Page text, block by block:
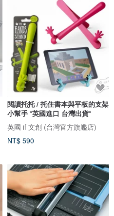
閱讀托托 / 托住書本與平板的支架
小幫手 *英國進口 台灣出貨*
英國 if 文創 (台灣官方旗艦店)
NT$ 590